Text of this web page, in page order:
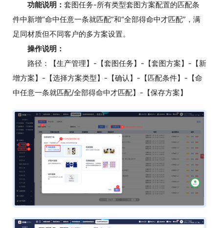
功能说明： 套图任务-所有类型套图方案配置的匹配条
件中新增“命中任意一条就匹配”和“全部得命中才匹配”，满
足同材质但不同客户的多方案设置。
操作说明：
路径：【生产管理】-【套图任务】-【套图方案】-【新
增方案】-【选择方案类型】-【确认】-【匹配条件】-【命
中任意一条就匹配/全部得命中才匹配】-【保存方案】